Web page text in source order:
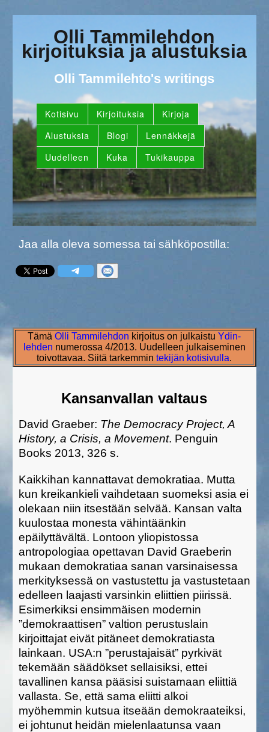
Olli Tammilehdon
kirjoituksia ja alustuksia
Olli Tammilehto's writings
Kotisivu Kirjoituksia
Kirjoja
Alustuksia
Blogi
Lennäkkejä
Uudelleen
Kuka Tukikauppa
Jaa alla oleva somessa tai sähköpostilla:
TämäOlli Tammilehdon kirjoitus on julkaistuYdin-
lehden numerossa 4/2013. Uudelleen julkaiseminen
toivottavaa. Siitä tarkemmintekijän kotisivulla.
Kansanvallan valtaus
David Graeber: The Democracy Project, A
History, a Crisis, a Movement. Penguin
Books 2013, 326 s.
Kaikkihan kannattavat demokratiaa. Mutta
kun kreikankieli vaihdetaan suomeksi asia ei
olekaan niin itsestään selvää. Kansan valta
kuulostaa monesta vähintäänkin
epäilyttävältä. Lontoon yliopistossa
antropologiaa opettavan David Graeberin
mukaan demokratiaa sanan varsinaisessa
merkityksessä on vastustettu ja vastustetaan
edelleen laajasti varsinkin eliittien piirissä.
Esimerkiksi ensimmäisen modernin
”demokraattisen” valtion perustuslain
kirjoittajat eivät pitäneet demokratiasta
lainkaan. USA:n ”perustajaisät” pyrkivät
tekemään säädökset sellaisiksi, ettei
tavallinen kansa pääsisi suistamaan eliittiä
vallasta. Se, että sama eliitti alkoi
myöhemmin kutsua itseään demokraateiksi,
ei johtunut heidän mielenlaatunsa vaan